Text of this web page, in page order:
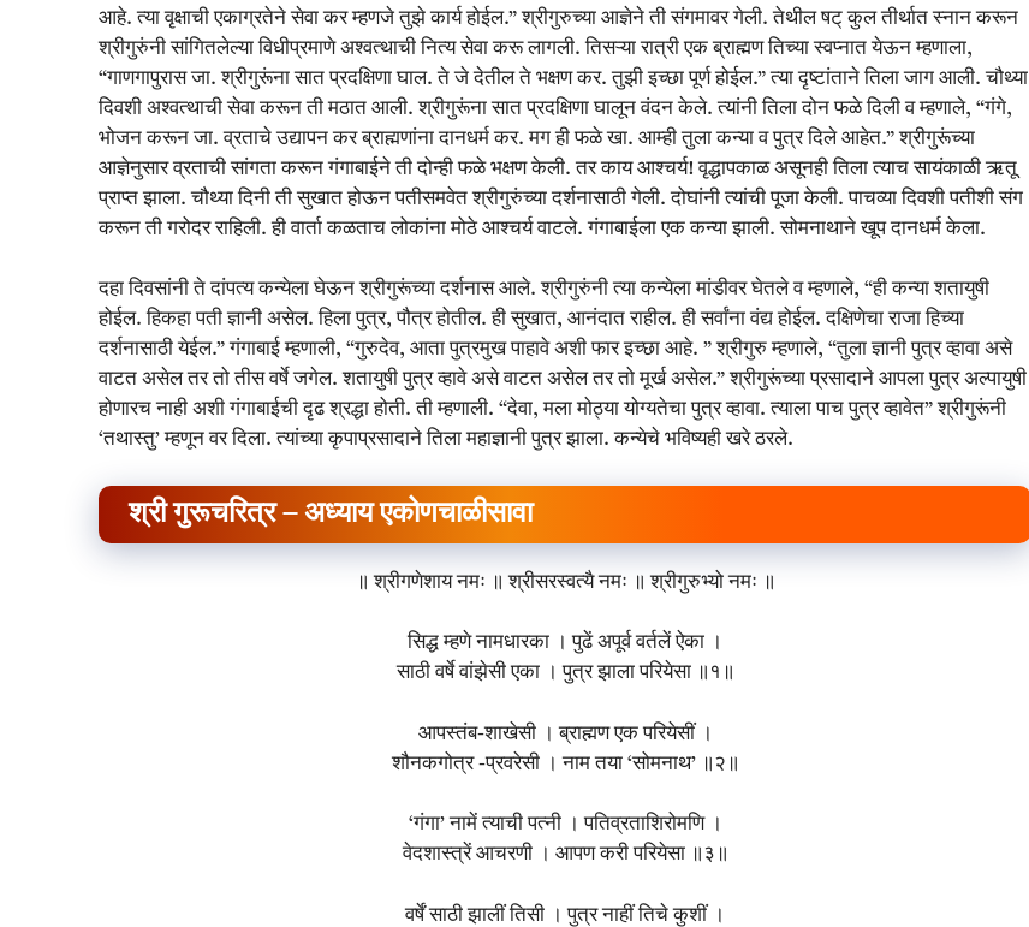
आहे. त्या वृक्षाची एकाग्रतेने सेवा कर म्हणजे तुझे कार्य होईल.” श्रीगुरुच्या आज्ञेने ती संगमावर गेली. तेथील षट् कुल तीर्थात स्नान करून
श्रीगुरुंनी सांगितलेल्या विधीप्रमाणे अश्वत्थाची नित्य सेवा करू लागली. तिसऱ्या रात्री एक ब्राह्मण तिच्या स्वप्नात येऊन म्हणाला,
“गाणगापुरास जा. श्रीगुरूंना सात प्रदक्षिणा घाल. ते जे देतील ते भक्षण कर. तुझी इच्छा पूर्ण होईल.” त्या दृष्टांताने तिला जाग आली. चौथ्या
दिवशी अश्वत्थाची सेवा करून ती मठात आली. श्रीगुरूंना सात प्रदक्षिणा घालून वंदन केले. त्यांनी तिला दोन फळे दिली व म्हणाले, “गंगे,
भोजन करून जा. व्रताचे उद्यापन कर ब्राह्मणांना दानधर्म कर. मग ही फळे खा. आम्ही तुला कन्या व पुत्र दिले आहेत.” श्रीगुरूंच्या
आज्ञेनुसार व्रताची सांगता करून गंगाबाईने ती दोन्ही फळे भक्षण केली. तर काय आश्चर्य! वृद्धापकाळ असूनही तिला त्याच सायंकाळी ऋतू
प्राप्त झाला. चौथ्या दिनी ती सुखात होऊन पतीसमवेत श्रीगुरुंच्या दर्शनासाठी गेली. दोघांनी त्यांची पूजा केली. पाचव्या दिवशी पतीशी संग
करून ती गरोदर राहिली. ही वार्ता कळताच लोकांना मोठे आश्चर्य वाटले. गंगाबाईला एक कन्या झाली. सोमनाथाने खूप दानधर्म केला.
दहा दिवसांनी ते दांपत्य कन्येला घेऊन श्रीगुरूंच्या दर्शनास आले. श्रीगुरुंनी त्या कन्येला मांडीवर घेतले व म्हणाले, “ही कन्या शतायुषी
होईल. हिकहा पती ज्ञानी असेल. हिला पुत्र, पौत्र होतील. ही सुखात, आनंदात राहील. ही सर्वांना वंद्य होईल. दक्षिणेचा राजा हिच्या
दर्शनासाठी येईल.” गंगाबाई म्हणाली, “गुरुदेव, आता पुत्रमुख पाहावे अशी फार इच्छा आहे. ” श्रीगुरु म्हणाले, “तुला ज्ञानी पुत्र व्हावा असे
वाटत असेल तर तो तीस वर्षे जगेल. शतायुषी पुत्र व्हावे असे वाटत असेल तर तो मूर्ख असेल.” श्रीगुरूंच्या प्रसादाने आपला पुत्र अल्पायुषी
होणारच नाही अशी गंगाबाईची दृढ श्रद्धा होती. ती म्हणाली. “देवा, मला मोठ्या योग्यतेचा पुत्र व्हावा. त्याला पाच पुत्र व्हावेत” श्रीगुरूंनी
‘तथास्तु’ म्हणून वर दिला. त्यांच्या कृपाप्रसादाने तिला महाज्ञानी पुत्र झाला. कन्येचे भविष्यही खरे ठरले.
श्री गुरूचरित्र – अध्याय एकोणचाळीसावा
॥ श्रीगणेशाय नमः ॥ श्रीसरस्वत्यै नमः ॥ श्रीगुरुभ्यो नमः ॥
सिद्ध म्हणे नामधारका । पुढें अपूर्व वर्तलें ऐका ।
साठी वर्षे वांझेसी एका । पुत्र झाला परियेसा ॥१॥
आपस्तंब-शाखेसी । ब्राह्मण एक परियेसीं ।
शौनकगोत्र -प्रवरेसी । नाम तया ‘सोमनाथ’ ॥२॥
‘गंगा’ नामें त्याची पत्‍नी । पतिव्रताशिरोमणि ।
वेदशास्त्रें आचरणी । आपण करी परियेसा ॥३॥
वर्षें साठी झालीं तिसी । पुत्र नाहीं तिचे कुशीं ।